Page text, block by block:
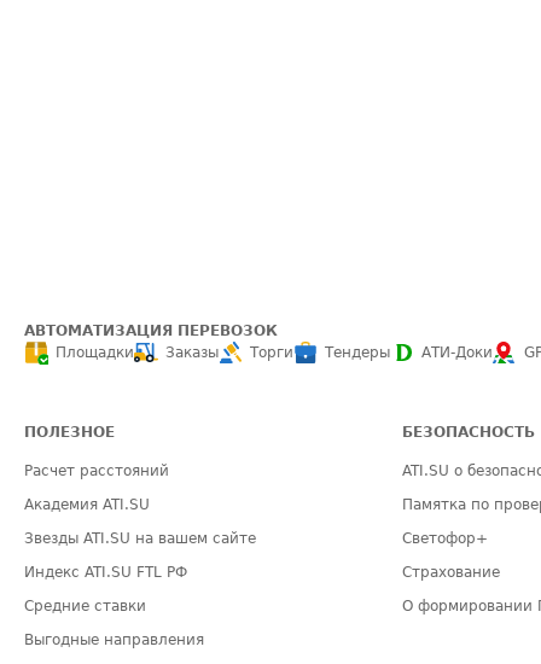
АВТОМАТИЗАЦИЯ ПЕРЕВОЗОК
Площадки
Заказы Торги Тендеры АТИ-Доки
ПОЛЕЗНОЕ
Расчет расстояний
Академия ATI.SU
Звезды ATI.SU на вашем сайте
Индекс ATI.SU FTL РФ
Средние ставки
Выгодные направления
БЕЗОПАСНОСТЬ
ATI.SU о
Памятка по
Светофор+
Страхование
О формировании